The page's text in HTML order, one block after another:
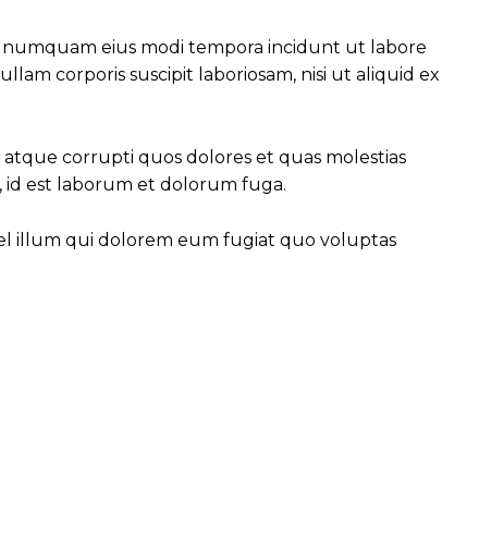
eius modi tempora incidunt ut labore
corporis suscipit laboriosam, nisi ut aliquid ex
corrupti quos dolores et quas molestias
id est laborum et dolorum fuga.
illum qui dolorem eum fugiat quo voluptas